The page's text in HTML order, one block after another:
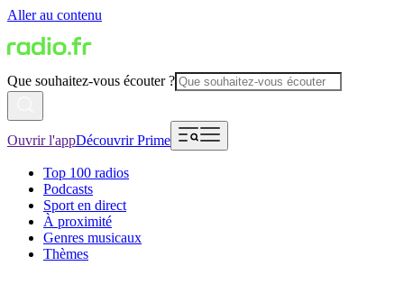
Aller au contenu
Que souhaitez-vous écouter ?
Ouvrir l'appDécouvrir Prime
Top 100 radios
Podcasts
Sport en direct
À proximité
Genres musicaux
Thèmes